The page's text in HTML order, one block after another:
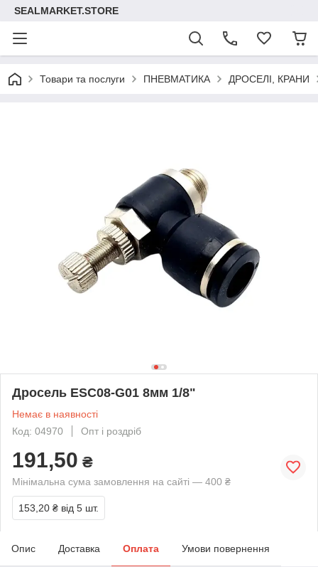
SEALMARKET.STORE
Товари та послуги ПНЕВМАТИКА ДРОСЕЛІ, КРАНИ
Дросель ESC08-G01 8мм 1/8"
Немає в наявності
Код: 04970
Опт і роздріб
191,50 ₴
Мінімальна сума замовлення на сайті — 400 ₴
153,20 ₴ від 5 шт.
Опис Доставка Оплата Умови повернення